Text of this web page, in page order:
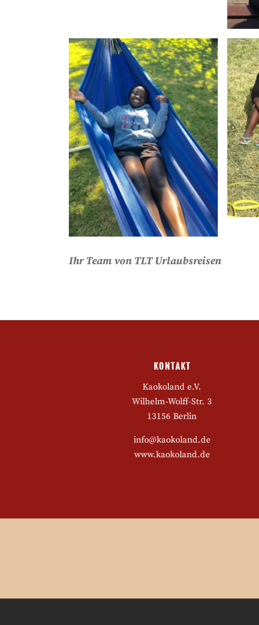
Ihr Team von TLT Urlaubsreisen
KONTAKT
Kaokoland e.V.
Wilhelm-Wolff-Str. 3
13156 Berlin
info@kaokoland.de
www.kaokoland.de